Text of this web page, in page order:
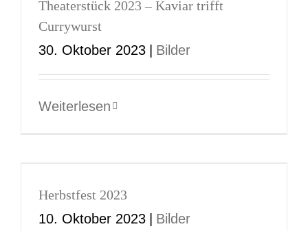
Theaterstück 2023 – Kaviar trifft
Currywurst
30. Oktober 2023
Bilder
Weiterlesen
Herbstfest 2023
10. Oktober 2023
Bilder